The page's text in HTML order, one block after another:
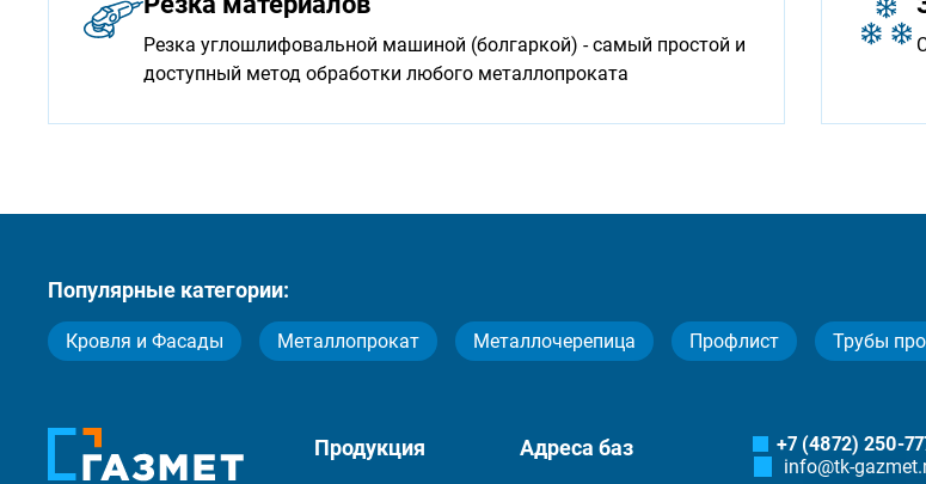
Резка углошлифовальной машиной (болгаркой) - самый простой и
доступный метод обработки любого металлопроката
Популярные категории:
Кровля и Фасады Металлопрокат Металлочерепица Профлист Трубы
Продукция Адреса баз
+7 (4872) 250-
info@tk-